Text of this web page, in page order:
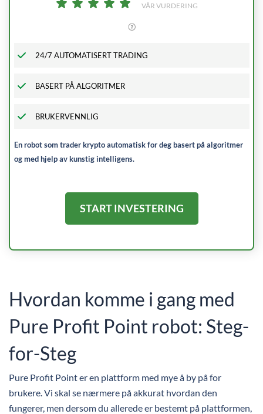
START INVESTERING
VÅR VURDERING
24/7 AUTOMATISERT TRADING
BASERT PÅ ALGORITMER
BRUKERVENNLIG
En robot som trader krypto automatisk for deg basert på algoritmer
og med hjelp av kunstig intelligens.
Hvordan komme i gang med
Pure Profit Point robot: Steg-
for-Steg
Pure Profit Point er en plattform med mye å by på for
brukere. Vi skal se nærmere på akkurat hvordan den
fungerer, men dersom du allerede er bestemt på plattformen,